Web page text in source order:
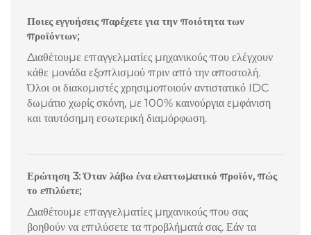
Ποιες εγγυήσεις παρέχετε για την ποιότητα των
προϊόντων;
Διαθέτουμε επαγγελματίες μηχανικούς που ελέγχουν
κάθε μονάδα εξοπλισμού πριν από την αποστολή.
Όλοι οι διακομιστές χρησιμοποιούν αντιστατικό IDC
δωμάτιο χωρίς σκόνη, με 100% καινούργια εμφάνιση
και ταυτόσημη εσωτερική διαμόρφωση.
Ερώτηση 3: Όταν λάβω ένα ελαττωματικό προϊόν, πώς
το επιλύετε;
Διαθέτουμε επαγγελματίες μηχανικούς που σας
βοηθούν να επιλύσετε τα προβλήματά σας. Εάν τα